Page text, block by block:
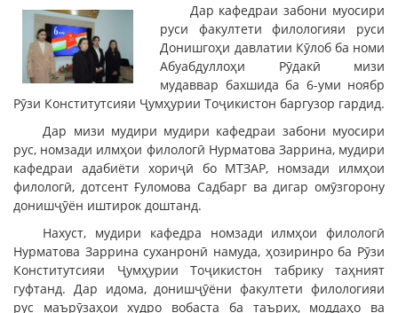
Дар кафедраи забони муосири
руси факултети филологияи руси
Донишгоҳи давлатии Кӯлоб ба номи
Абуабдуллоҳи Рӯдакӣ мизи
мудаввар бахшида ба 6-уми ноябр
Рӯзи Конститутсияи Ҷумҳурии Тоҷикистон баргузор гардид.
Дар мизи мудири мудири кафедраи забони муосири
рус, номзади илмҳои филологӣ Нурматова Заррина, мудири
кафедраи адабиёти хориҷӣ бо МТЗАР, номзади илмҳои
филологӣ, дотсент Ғуломова Садбарг ва дигар омӯзгорону
донишҷӯён иштирок доштанд.
Нахуст, мудири кафедра номзади илмҳои филологӣ
Нурматова Заррина суханронӣ намуда, ҳозиринро ба Рӯзи
Конститутсияи Ҷумҳурии Тоҷикистон табрику таҳният
гуфтанд. Дар идома, донишҷӯёни факултети филологияи
рус маърӯзаҳои худро вобаста ба таърих, моддаҳо ва